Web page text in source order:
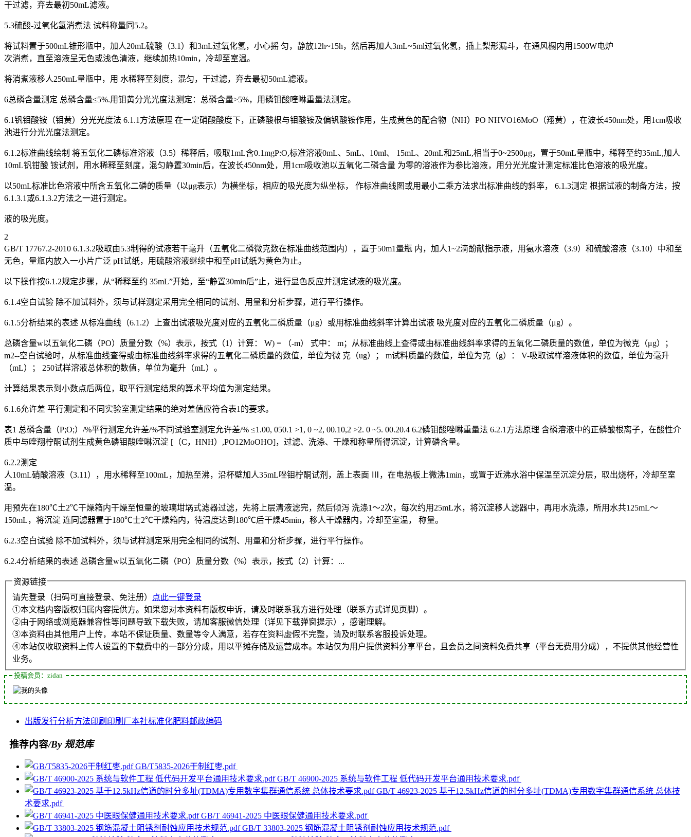
干过滤，弃去最初50mL滤液。
5.3硫酸-过氧化氢消煮法 试料称量同5.2。
将试料置于500mL锥形瓶中，加人20mL硫酸（3.1）和3mL过氧化氢，小心摇 匀，静放12h~15h，然后再加人3mL~5ml过氧化氢，插上梨形漏斗，在通风橱内用1500W电炉
次消煮，直至溶液呈无色或浅色清液，继续加热10min，冷却至室温。
将消煮液移人250mL量瓶中，用 水稀释至刻度，混匀，干过滤，弃去最初50mL滤液。
6总磷含量测定 总磷含量≤5%.用钼黄分光光度法测定：总磷含量>5%，用磷钼酸喹啉重量法测定。
6.1钒钼酸铵（钼黄）分光光度法 6.1.1方法原理 在一定硝酸酸度下，正磷酸根与钼酸铵及偏钒酸铵作用，生成黄色的配合物（NH）PO NHVO16MoO（翔黄），在波长450nm处，用1cm吸收
池进行分光光度法测定。
6.1.2标准曲线绘制 将五氧化二磷标准溶液（3.5）稀释后，吸取1mL含0.1mgP:O,标准溶液0mL、5mL、10ml、 15mL、20mL和25mL,相当于0~2500μg，置于50mL量瓶中，稀释至约35mL,加人
10mL钒钳酸 铵试剂，用水稀释至刻度，混匀静置30min后，在波长450nm处，用1cm吸收池以五氧化二磷含量 为零的溶液作为参比溶液，用分光光度计测定标准比色溶液的吸光度。
以50mL标准比色溶液中所含五氧化二磷的质量（以μg表示）为横坐标，相应的吸光度为纵坐标， 作标准曲线图或用最小二乘方法求出标准曲线的斜率， 6.1.3测定 根据试液的制备方法，按
6.1.3.1或6.1.3.2方法之一进行测定。
液的吸光度。
2
GB/T 17767.2-2010 6.1.3.2吸取由5.3制得的试液若干毫升（五氧化二磷微克数在标准曲线范围内），置于50m1量瓶 内，加人1~2滴酚献指示液，用氨水溶液（3.9）和硫酸溶液（3.10）中和至
无色，量瓶内放入一小片广泛 pH试纸，用硫酸溶液继续中和至pH试纸为黄色为止。
以下操作按6.1.2规定步骤，从“稀释至约 35mL”开始，至“静置30min后”止，进行显色反应并测定试液的吸光度。
6.1.4空白试验 除不加试料外，须与试样测定采用完全相同的试剂、用量和分析步骤，进行平行操作。
6.1.5分析结果的表述 从标准曲线（6.1.2）上查出试液吸光度对应的五氧化二磷质量（μg）或用标准曲线斜率计算出试液 吸光度对应的五氧化二磷质量（μg）。
总磷含量w以五氧化二磷（PO）质量分数（%）表示，按式（1）计算： W) = （-m） 式中： m；从标准曲线上查得或由标准曲线斜率求得的五氧化二磷质量的数值，单位为微克（μg）；
m2--空白试验时，从标准曲线查得或由标准曲线斜率求得的五氧化二磷质量的数值，单位为微 克（ug）； m试料质量的数值，单位为克（g）： V-吸取试样溶液体积的数值，单位为毫升
（mL）； 250试样溶液总体积的数值，单位为毫升（mL）。
计算结果表示到小数点后两位，取平行测定结果的算术平均值为测定结果。
6.1.6允许差 平行测定和不同实验室测定结果的绝对差值应符合表1的要求。
表1 总磷含量（P;O;）/%平行测定允许差/%不同试验室测定允许差/% ≤1.00, 050.1 >1, 0 ~2, 00.10,2 >2. 0 ~5. 00.20.4 6.2磷钼酸唑啉重量法 6.2.1方法原理 含磷溶液中的正磷酸根离子，在酸性介
质中与喹翔柠酮试剂生成黄色磷钼酸喹啉沉淀 [（C，HNH）,PO12MoOHO]，过滤、洗涤、干燥和称量所得沉淀，计算磷含量。
6.2.2测定
人10mL硝酸溶液（3.11），用水稀释至100mL，加热至沸，沿杯壁加人35mL唑钼柠酮试剂，盖上表面 Ⅲ，在电热板上微沸1min，或置于近沸水浴中保温至沉淀分层，取出烧杯，冷却至室
温。
用预先在180℃土2℃干燥箱内干燥至恒量的玻璃坩埚式滤器过滤，先将上层清液滤完，然后倾泻 洗涤1～2次，每次约用25mL水，将沉淀移人滤器中，再用水洗涤，所用水共125mL～
150mL，将沉淀 连同滤器置于180℃士2℃干燥箱内，待温度达到180℃后干燥45min，移人干燥器内，冷却至室温， 称量。
6.2.3空白试验 除不加试料外，须与试样测定采用完全相同的试剂、用量和分析步骤，进行平行操作。
6.2.4分析结果的表述 总磷含量w以五氧化二磷（PO）质量分数（%）表示，按式（2）计算：...
资源链接
请先登录（扫码可直接登录、免注册）
点此一键登录
①本文档内容版权归属内容提供方。如果您对本资料有版权申诉，请及时联系我方进行处理（联系方式详见页脚）。
②由于网络或浏览器兼容性等问题导致下载失败，请加客服微信处理（详见下载弹窗提示），感谢理解。
③本资料由其他用户上传，本站不保证质量、数量等令人满意，若存在资料虚假不完整，请及时联系客服投诉处理。
④本站仅收取资料上传人设置的下载费中的一部分分成，用以平摊存储及运营成本。本站仅为用户提供资料分享平台，且会员之间资料免费共享（平台无费用分成），不提供其他经营性
业务。
投稿会员：zidan
出版发行分析方法印刷 印刷厂本社标准化肥料邮政编码
推荐内容/By 规范库
GB/T5835-2026干制红枣.pdf
GB/T 46900-2025 系统与软件工程 低代码开发平台通用技术要求.pdf
GB/T 46923-2025 基于12.5kHz信道的时分多址(TDMA)专用数字集群通信系统 总体技
术要求.pdf
GB/T 46941-2025 中医眼保健通用技术要求.pdf
GB/T 33803-2025 钢筋混凝土阻锈剂耐蚀应用技术规范.pdf